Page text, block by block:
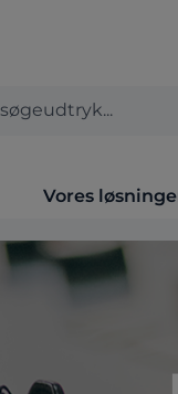
Vores